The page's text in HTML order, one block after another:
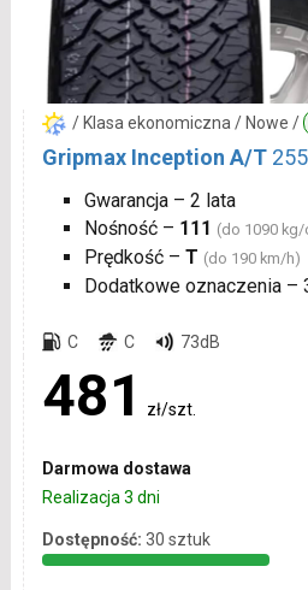
/ Klasa ekonomiczna / Nowe /
Gripmax Inception A/T
Gwarancja – 2 lata
Nośność – 111 (do 1090
Prędkość – T (do 190 km/h)
Dodatkowe oznaczenia –
C C 73dB
481 zł/szt.
Darmowa dostawa
Realizacja 3 dni
Dostępność: 30 sztuk